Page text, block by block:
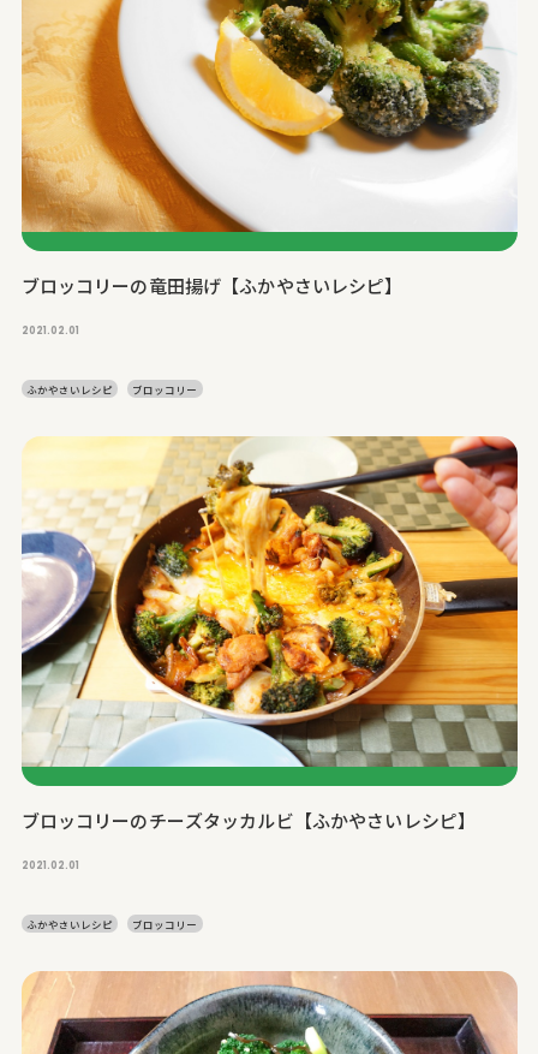
ブロッコリーの竜田揚げ【ふかやさいレシピ】
2021.02.01
ふかやさいレシピ ブロッコリー
ブロッコリーのチーズタッカルビ【ふかやさいレシピ】
2021.02.01
ふかやさいレシピ ブロッコリー